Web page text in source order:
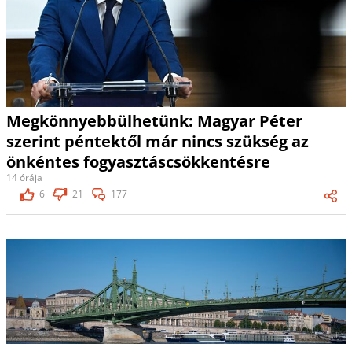
Megkönnyebbülhetünk: Magyar Péter
szerint péntektől már nincs szükség az
önkéntes fogyasztáscsökkentésre
14 órája
6
21 177